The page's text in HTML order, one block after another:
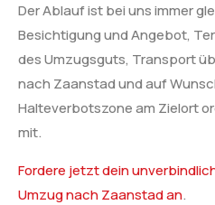
Der Ablauf ist bei uns immer
Besichtigung und Angebot,
des Umzugsguts, Transport
nach Zaanstad und auf
Halteverbotszone am Zielort
mit.
Fordere jetzt dein
Umzug nach Zaanstad an.